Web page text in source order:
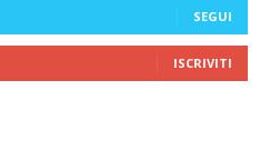
SEGUI
ISCRIVITI